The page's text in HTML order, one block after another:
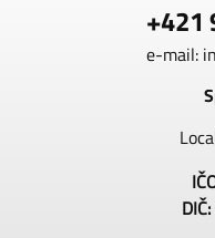
+421
e-mail:
DIČ: